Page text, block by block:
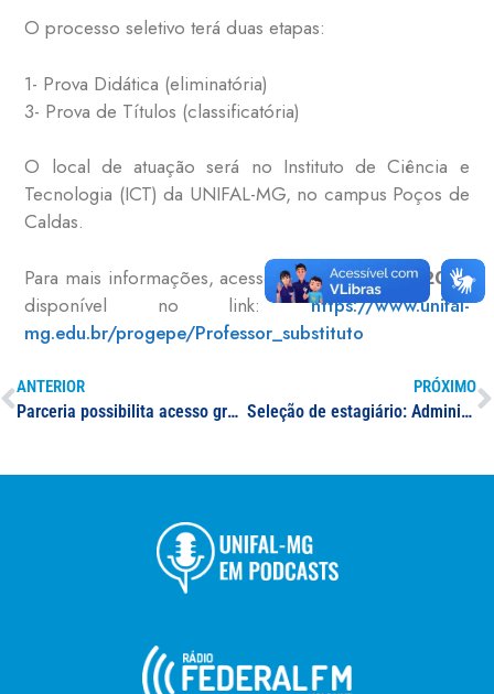
O processo seletivo terá duas etapas:
1- Prova Didática (eliminatória)
3- Prova de Títulos (classificatória)
O local de atuação será no Instituto de Ciência e
Tecnologia (ICT) da UNIFAL-MG, no campus Poços de
Caldas.
Para mais informações, acesse oEdital nº 134/2019
disponível no link:https://www.unifal-
mg.edu.br/progepe/Professor_substituto
ANTERIOR
Parceria possibilita acesso gratuito a softwares do IBM Academic Initiative para estudantes e professores
PRÓXIMO
Seleção de estagiário: Administração ou Comunicação Social ou Jornalismo ou Publicidade e Propaganda ou Relações Públicas